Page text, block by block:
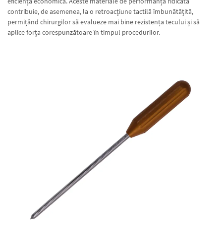
contribuie, de asemenea, la o retroacțiune tactilă îmbunătățită,
permițând chirurgilor să evalueze mai bine rezistența tecului și să
aplice forța corespunzătoare în timpul procedurilor.